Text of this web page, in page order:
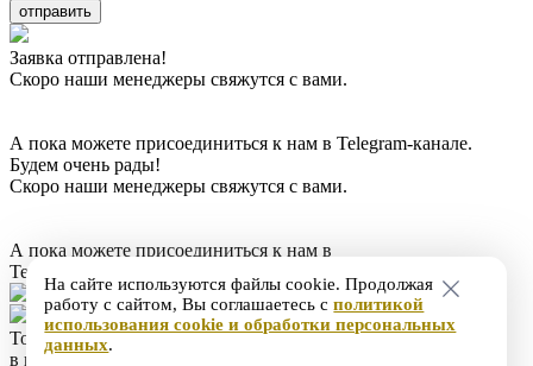
На сайте используются файлы cookie. Продолжая
работу с сайтом, Вы соглашаетесь сполитикой
использования cookie и обработки персональных
данных.
отправить
Заявка отправлена!
Скоро наши менеджеры свяжутся с вами.
А пока можете присоединиться к нам в Telegram-канале.
Будем очень рады!
Скоро наши менеджеры свяжутся с вами.
А пока можете присоединиться к нам в
Telegram-канале. Будем очень рады!
Товар добавлен
в корзину